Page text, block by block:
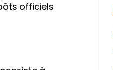
officiels